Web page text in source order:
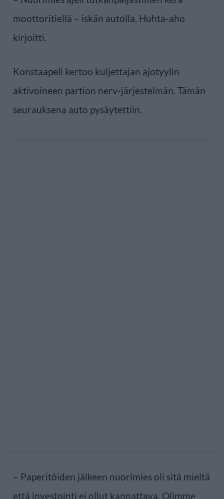
moottoritiellä – iskän autolla, Huhta-aho
kirjoitti.
Konstaapeli kertoo kuljettajan ajotyylin
aktivoineen partion nerv-järjestelmän. Tämän
seurauksena auto pysäytettiin.
– Paperitöiden jälkeen nuorimies oli sitä mieltä
että investointi ei ollut kannattava. Olimme